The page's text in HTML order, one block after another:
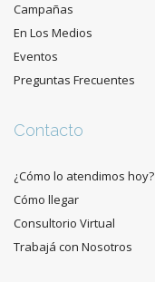
Campañas
En Los Medios
Eventos
Preguntas Frecuentes
Contacto
¿Cómo lo atendimos hoy?
Cómo llegar
Consultorio Virtual
Trabajá con Nosotros